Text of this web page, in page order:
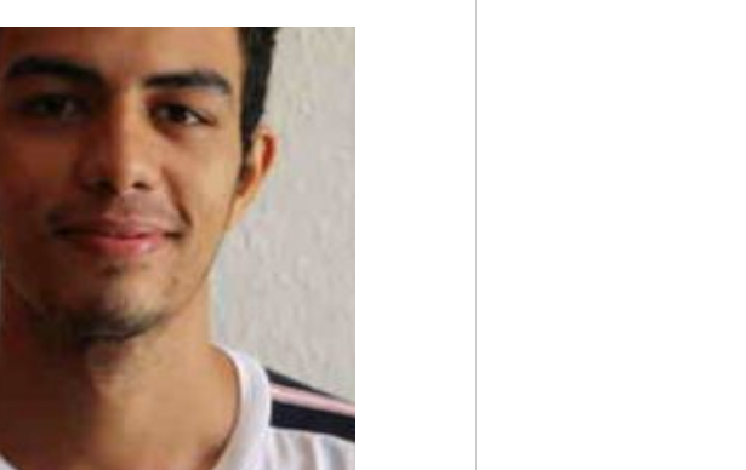
Teste Pedagógico